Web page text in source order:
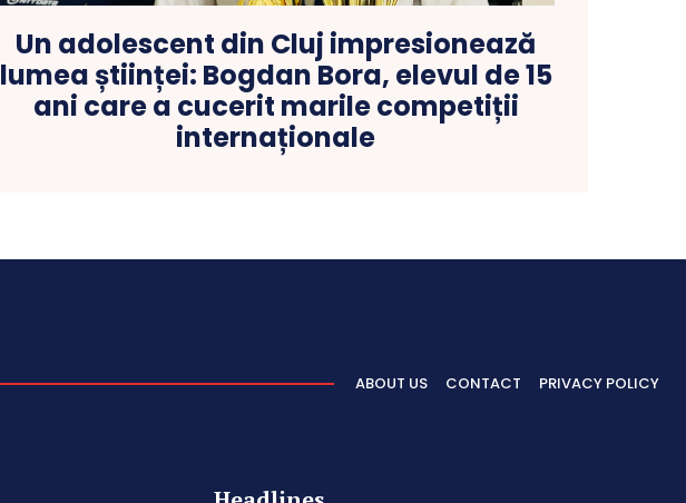
Un adolescent din Cluj impresionează
lumea științei: Bogdan Bora, elevul de 15
ani care a cucerit marile competiții
internaționale
ABOUT US CONTACT PRIVACY POLICY